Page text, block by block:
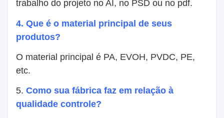
trabalho do projeto no AI, no PSD ou no pdf.
4. Que é o material principal de seus
produtos?
O material principal é PA, EVOH, PVDC, PE,
etc.
5. Como sua fábrica faz em relação à
qualidade controle?